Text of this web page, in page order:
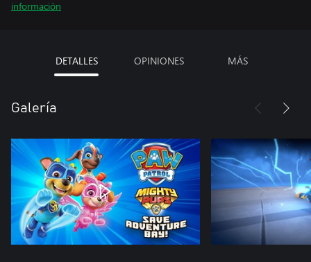
información
DETALLES OPINIONES MÁS
Galería